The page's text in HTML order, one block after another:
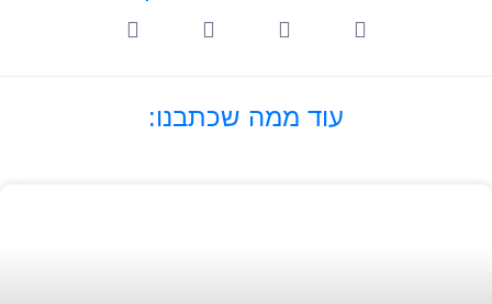
עוד ממה שכתבנו: